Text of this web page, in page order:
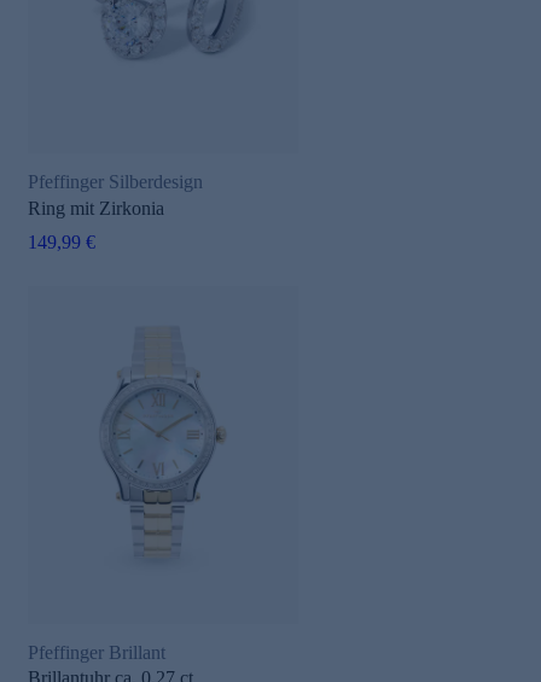
Pfeffinger Silberdesign
Ring mit Zirkonia
149,99 €
Pfeffinger Brillant
Brillantuhr ca. 0,27 ct